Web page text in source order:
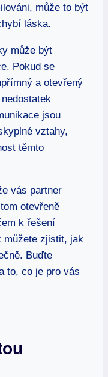
může to být
láska.
může být
Pokud se
a otevřený
jsou
vztahy,
těmto
vás partner
otevřeně
k řešení
můžete zjistit, jak
Buďte
to, co je pro vás